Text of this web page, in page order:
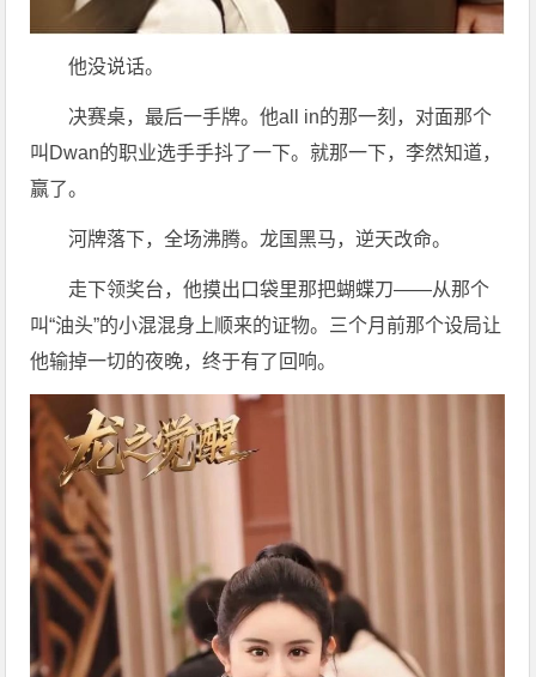
他没说话。
决赛桌，最后一手牌。他all in的那一刻，对面那个
叫Dwan的职业选手手抖了一下。就那一下，李然知道，
赢了。
河牌落下，全场沸腾。龙国黑马，逆天改命。
走下领奖台，他摸出口袋里那把蝴蝶刀——从那个
叫“油头”的小混混身上顺来的证物。三个月前那个设局让
他输掉一切的夜晚，终于有了回响。